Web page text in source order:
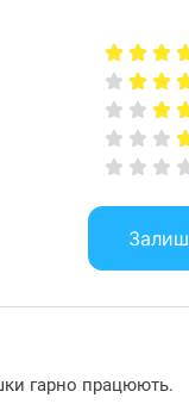
гарно працюють.